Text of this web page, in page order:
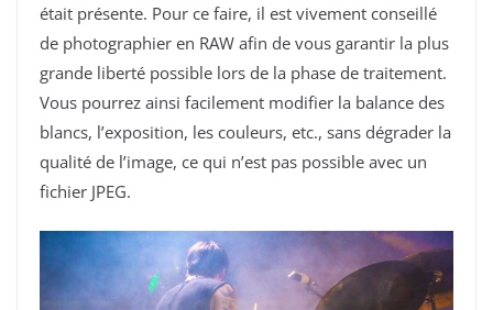
était présente. Pour ce faire, il est vivement conseillé
de photographier en RAW afin de vous garantir la plus
grande liberté possible lors de la phase de traitement.
Vous pourrez ainsi facilement modifier la balance des
blancs, l’exposition, les couleurs, etc., sans dégrader la
qualité de l’image, ce qui n’est pas possible avec un
fichier JPEG.